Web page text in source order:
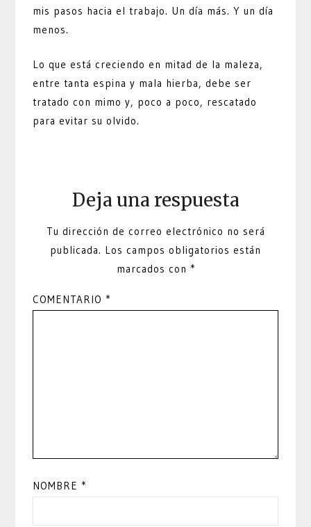
mis pasos hacia el trabajo. Un día más. Y un día
menos.
Lo que está creciendo en mitad de la maleza,
entre tanta espina y mala hierba, debe ser
tratado con mimo y, poco a poco, rescatado
para evitar su olvido.
Deja una respuesta
Tu dirección de correo electrónico no será
publicada. Los campos obligatorios están
marcados con *
COMENTARIO *
NOMBRE *